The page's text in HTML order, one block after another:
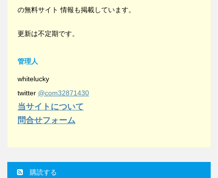
の無料サイト 情報も掲載しています。
更新は不定期です。
管理人
whitelucky
twitter @com32871430
当サイトについて
問合せフォーム
購読する